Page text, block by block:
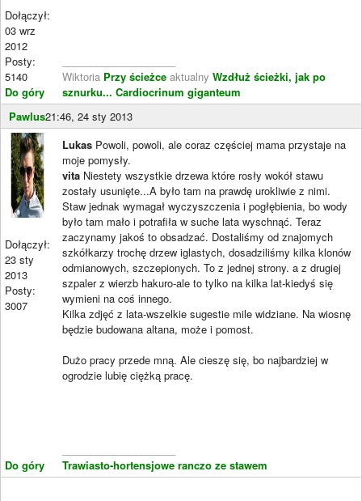
Dołączył:
03 wrz
2012
Posty:
5140
Do góry
Wiktoria Przy ścieżce aktualny Wzdłuż ścieżki, jak po
sznurku... Cardiocrinum giganteum
Pawlus21:46, 24 sty 2013
Dołączył:
23 sty
2013
Posty:
3007
Do góry
Lukas Powoli, powoli, ale coraz częściej mama przystaje na
moje pomysły.
vita Niestety wszystkie drzewa które rosły wokół stawu
zostały usunięte...A było tam na prawdę urokliwie z nimi.
Staw jednak wymagał wyczyszczenia i pogłębienia, bo wody
było tam mało i potrafiła w suche lata wyschnąć. Teraz
zaczynamy jakoś to obsadzać. Dostaliśmy od znajomych
szkółkarzy trochę drzew iglastych, dosadziliśmy kilka klonów
odmianowych, szczepionych. To z jednej strony. a z drugiej
szpaler z wierzb hakuro-ale to tylko na kilka lat-kiedyś się
wymieni na coś innego.
Kilka zdjęć z lata-wszelkie sugestie mile widziane. Na wiosnę
będzie budowana altana, może i pomost.
Dużo pracy przede mną. Ale cieszę się, bo najbardziej w
ogrodzie lubię ciężką pracę.
Trawiasto-hortensjowe ranczo ze stawem